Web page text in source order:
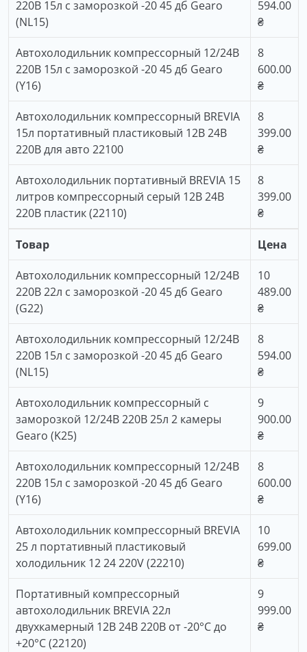
220В 15л с заморозкой -20 45 дб Gearo
(NL15)
594.00
₴
Автохолодильник компрессорный 12/24В
220В 15л с заморозкой -20 45 дб Gearo
(Y16)
8
600.00
₴
Автохолодильник компрессорный BREVIA
15л портативный пластиковый 12В 24В
220В для авто 22100
8
399.00
₴
Автохолодильник портативный BREVIA 15
литров компрессорный серый 12В 24В
220В пластик (22110)
8
399.00
₴
Товар Цена
Автохолодильник компрессорный 12/24В
220В 22л с заморозкой -20 45 дб Gearo
(G22)
10
489.00
₴
Автохолодильник компрессорный 12/24В
220В 15л с заморозкой -20 45 дб Gearo
(NL15)
8
594.00
₴
Автохолодильник компрессорный с
заморозкой 12/24В 220В 25л 2 камеры
Gearo (K25)
9
900.00
₴
Автохолодильник компрессорный 12/24В
220В 15л с заморозкой -20 45 дб Gearo
(Y16)
8
600.00
₴
Автохолодильник компрессорный BREVIA
25 л портативный пластиковый
холодильник 12 24 220V (22210)
10
699.00
₴
Портативный компрессорный
автохолодильник BREVIA 22л
двухкамерный 12В 24В 220В от -20°C до
+20°C (22120)
9
999.00
₴